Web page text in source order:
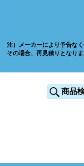
注）メーカーにより予告な
その場合、再見積りとなり
商品